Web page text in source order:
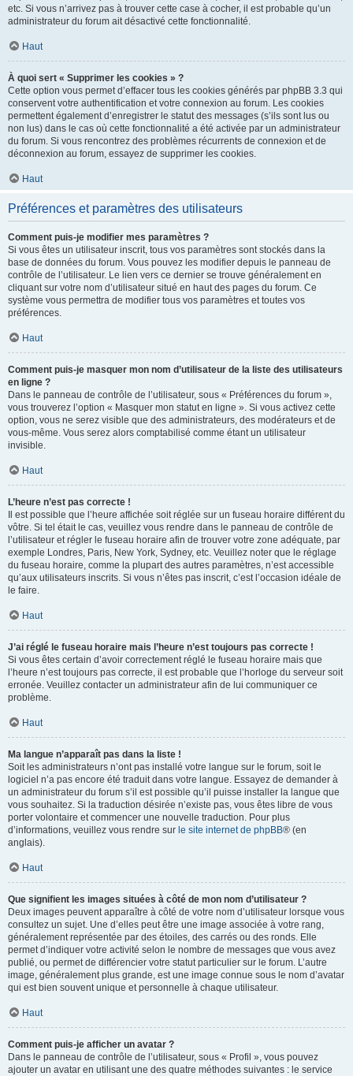
etc. Si vous n’arrivez pas à trouver cette case à cocher, il est probable qu’un
administrateur du forum ait désactivé cette fonctionnalité.
Haut
À quoi sert « Supprimer les cookies » ?
Cette option vous permet d’effacer tous les cookies générés par phpBB 3.3 qui
conservent votre authentification et votre connexion au forum. Les cookies
permettent également d’enregistrer le statut des messages (s’ils sont lus ou
non lus) dans le cas où cette fonctionnalité a été activée par un administrateur
du forum. Si vous rencontrez des problèmes récurrents de connexion et de
déconnexion au forum, essayez de supprimer les cookies.
Haut
Préférences et paramètres des utilisateurs
Comment puis-je modifier mes paramètres ?
Si vous êtes un utilisateur inscrit, tous vos paramètres sont stockés dans la
base de données du forum. Vous pouvez les modifier depuis le panneau de
contrôle de l’utilisateur. Le lien vers ce dernier se trouve généralement en
cliquant sur votre nom d’utilisateur situé en haut des pages du forum. Ce
système vous permettra de modifier tous vos paramètres et toutes vos
préférences.
Haut
Comment puis-je masquer mon nom d’utilisateur de la liste des utilisateurs
en ligne ?
Dans le panneau de contrôle de l’utilisateur, sous « Préférences du forum »,
vous trouverez l’option « Masquer mon statut en ligne ». Si vous activez cette
option, vous ne serez visible que des administrateurs, des modérateurs et de
vous-même. Vous serez alors comptabilisé comme étant un utilisateur
invisible.
Haut
L’heure n’est pas correcte !
Il est possible que l’heure affichée soit réglée sur un fuseau horaire différent du
vôtre. Si tel était le cas, veuillez vous rendre dans le panneau de contrôle de
l’utilisateur et régler le fuseau horaire afin de trouver votre zone adéquate, par
exemple Londres, Paris, New York, Sydney, etc. Veuillez noter que le réglage
du fuseau horaire, comme la plupart des autres paramètres, n’est accessible
qu’aux utilisateurs inscrits. Si vous n’êtes pas inscrit, c’est l’occasion idéale de
le faire.
Haut
J’ai réglé le fuseau horaire mais l’heure n’est toujours pas correcte !
Si vous êtes certain d’avoir correctement réglé le fuseau horaire mais que
l’heure n’est toujours pas correcte, il est probable que l’horloge du serveur soit
erronée. Veuillez contacter un administrateur afin de lui communiquer ce
problème.
Haut
Ma langue n’apparaît pas dans la liste !
Soit les administrateurs n’ont pas installé votre langue sur le forum, soit le
logiciel n’a pas encore été traduit dans votre langue. Essayez de demander à
un administrateur du forum s’il est possible qu’il puisse installer la langue que
vous souhaitez. Si la traduction désirée n’existe pas, vous êtes libre de vous
porter volontaire et commencer une nouvelle traduction. Pour plus
d’informations, veuillez vous rendre sur le site internet de phpBB® (en
anglais).
Haut
Que signifient les images situées à côté de mon nom d’utilisateur ?
Deux images peuvent apparaître à côté de votre nom d’utilisateur lorsque vous
consultez un sujet. Une d’elles peut être une image associée à votre rang,
généralement représentée par des étoiles, des carrés ou des ronds. Elle
permet d’indiquer votre activité selon le nombre de messages que vous avez
publié, ou permet de différencier votre statut particulier sur le forum. L’autre
image, généralement plus grande, est une image connue sous le nom d’avatar
qui est bien souvent unique et personnelle à chaque utilisateur.
Haut
Comment puis-je afficher un avatar ?
Dans le panneau de contrôle de l’utilisateur, sous « Profil », vous pouvez
ajouter un avatar en utilisant une des quatre méthodes suivantes : le service